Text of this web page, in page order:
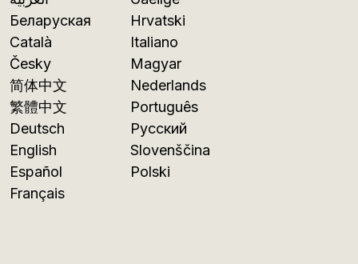
Беларуская
Català
Česky
简体中文
繁體中文
Deutsch
English
Español
Français
Hrvatski
Italiano
Magyar
Nederlands
Português
Русский
Slovenščina
Polski